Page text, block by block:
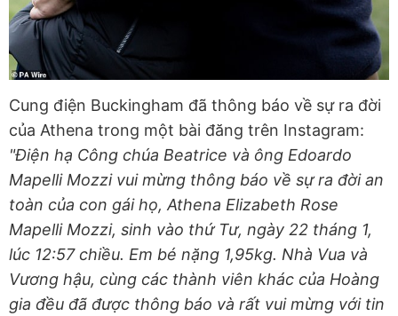
Cung điện Buckingham đã thông báo về sự ra đời
của Athena trong một bài đăng trên Instagram:
"Điện hạ Công chúa Beatrice và ông Edoardo
Mapelli Mozzi vui mừng thông báo về sự ra đời an
toàn của con gái họ, Athena Elizabeth Rose
Mapelli Mozzi, sinh vào thứ Tư, ngày 22 tháng 1,
lúc 12:57 chiều. Em bé nặng 1,95kg. Nhà Vua và
Vương hậu, cùng các thành viên khác của Hoàng
gia đều đã được thông báo và rất vui mừng với tin